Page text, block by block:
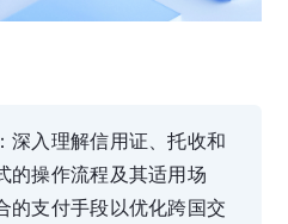
深入理解信用证、托收和
的操作流程及其适用场
的支付手段以优化跨国交